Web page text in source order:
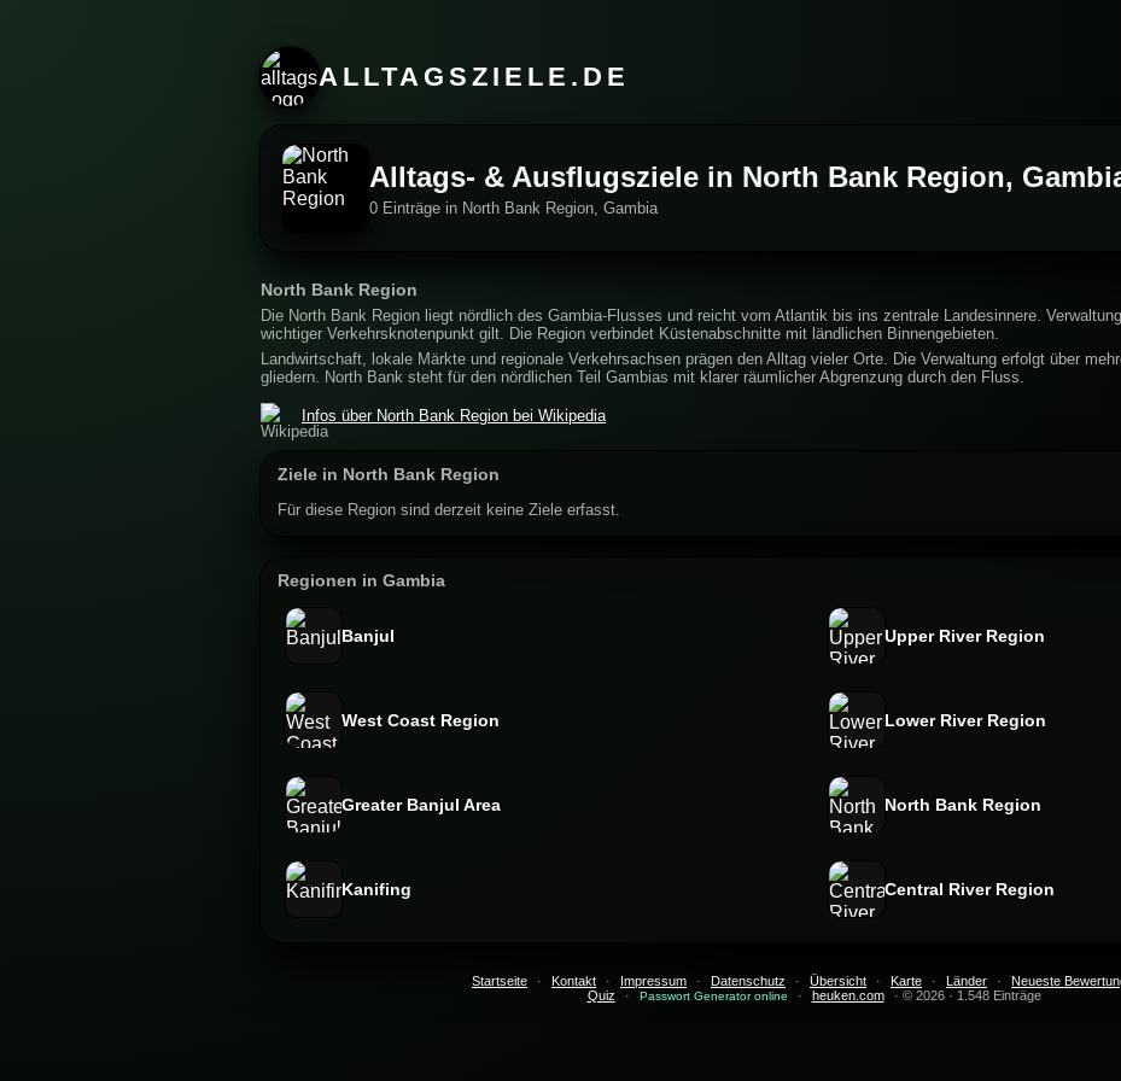
ALLTAGSZIELE.DE
Alltags- & Ausflugsziele in North Bank Region,
0 Einträge in North Bank Region, Gambia
North Bank Region
Die North Bank Region liegt nördlich des Gambia-Flusses und reicht vom Atlantik bis ins zentrale Landesinnere.
wichtiger Verkehrsknotenpunkt gilt. Die Region verbindet Küstenabschnitte mit ländlichen Binnengebieten.
Landwirtschaft, lokale Märkte und regionale Verkehrsachsen prägen den Alltag vieler Orte. Die Verwaltung erfolgt über
gliedern. North Bank steht für den nördlichen Teil Gambias mit klarer räumlicher Abgrenzung durch den Fluss.
Infos über North Bank Region bei Wikipedia
Ziele in North Bank Region
Für diese Region sind derzeit keine Ziele erfasst.
Regionen in Gambia
Banjul Upper River Region
West Coast Region Lower River Region
Greater Banjul Area North Bank Region
Kanifing Central River Region
Startseite · Kontakt · Impressum · Datenschutz · Übersicht · Karte · Länder · Neueste
Quiz
· Passwort Generator online · heuken.com · © 2026 · 1.548 Einträge